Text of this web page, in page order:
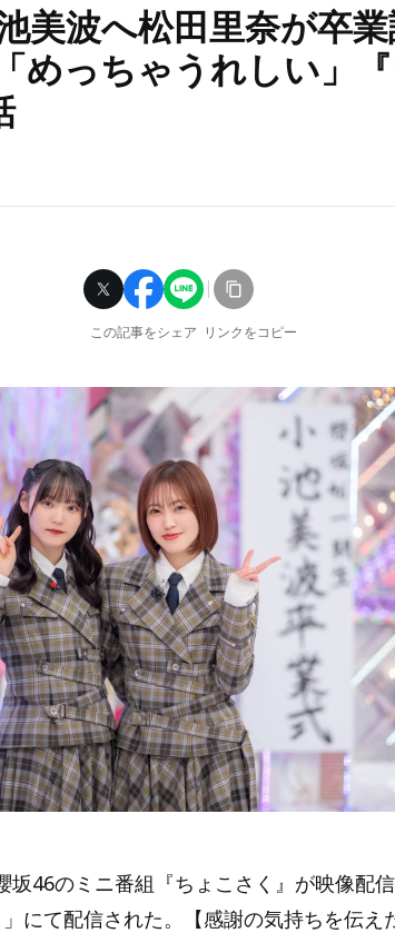
美波へ松田里奈が卒
めっちゃうれしい」
この記事をシェア リンクをコピー
坂46のミニ番組『ちょこさく』が映像配
にて配信された。【感謝の気持ちを伝え